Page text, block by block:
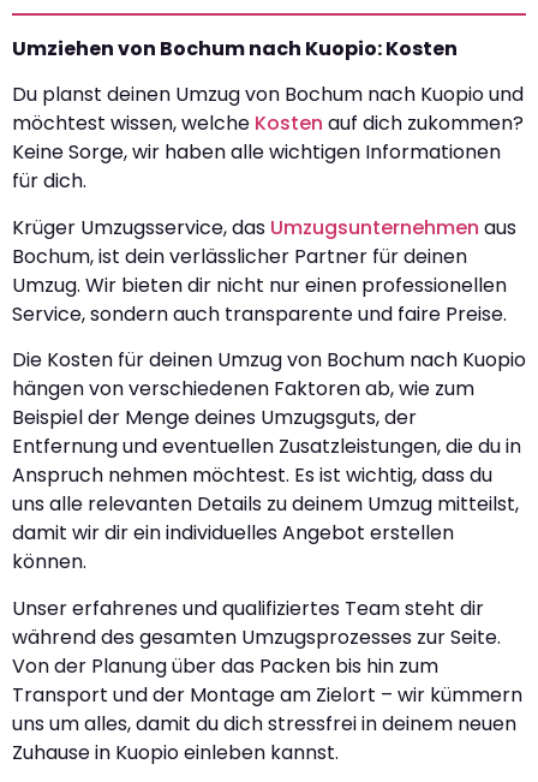
Umziehen von Bochum nach Kuopio: Kosten
Du planst deinen Umzug von Bochum nach Kuopio und
möchtest wissen, welche Kosten auf dich zukommen?
Keine Sorge, wir haben alle wichtigen Informationen
für dich.
Krüger Umzugsservice, das Umzugsunternehmen aus
Bochum, ist dein verlässlicher Partner für deinen
Umzug. Wir bieten dir nicht nur einen professionellen
Service, sondern auch transparente und faire Preise.
Die Kosten für deinen Umzug von Bochum nach Kuopio
hängen von verschiedenen Faktoren ab, wie zum
Beispiel der Menge deines Umzugsguts, der
Entfernung und eventuellen Zusatzleistungen, die du in
Anspruch nehmen möchtest. Es ist wichtig, dass du
uns alle relevanten Details zu deinem Umzug mitteilst,
damit wir dir ein individuelles Angebot erstellen
können.
Unser erfahrenes und qualifiziertes Team steht dir
während des gesamten Umzugsprozesses zur Seite.
Von der Planung über das Packen bis hin zum
Transport und der Montage am Zielort – wir kümmern
uns um alles, damit du dich stressfrei in deinem neuen
Zuhause in Kuopio einleben kannst.